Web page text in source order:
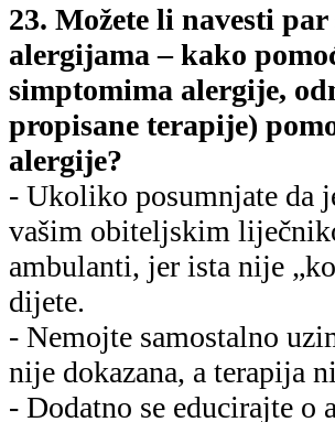
23. Možete li navesti
alergijama – kako
simptomima alergije,
propisane terapije)
alergije?
- Ukoliko posumnjate da
vašim obiteljskim
ambulanti, jer ista nije
dijete.
- Nemojte samostalno
nije dokazana, a terapija
- Dodatno se educirajte o